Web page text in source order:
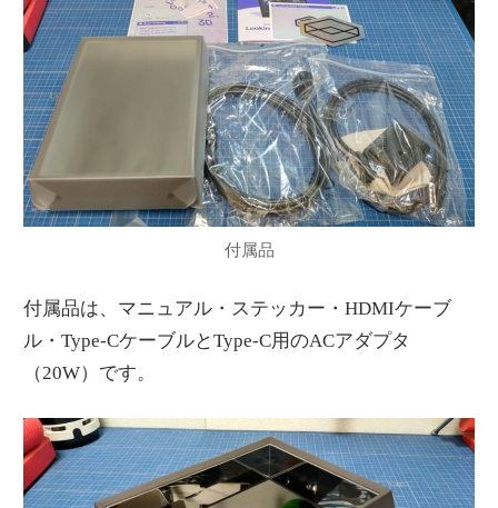
付属品
付属品は、マニュアル・ステッカー・HDMIケーブ
ル・Type-CケーブルとType-C用のACアダプタ
（20W）です。